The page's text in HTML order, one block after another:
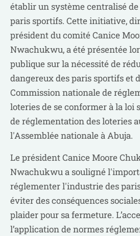
établir un système centralisé
paris sportifs. Cette initiative,
président du comité Canice
Nwachukwu, a été présentée
publique sur la nécessité de
dangereux des paris sportifs et
Commission nationale de
loteries de se conformer à la loi
de réglementation des loteries
l'Assemblée nationale à Abuja.
Le président Canice Moore
Nwachukwu a souligné
réglementer l'industrie des
éviter des conséquences
plaider pour sa fermeture.
l’application de normes